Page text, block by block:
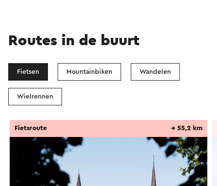
Routes in de buurt
Fietsen Mountainbiken Wandelen
Wielrennen
Fietsroute → 55,2 km